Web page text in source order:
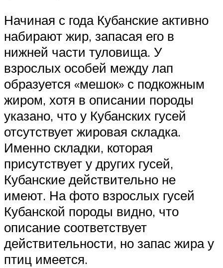
Начиная с года Кубанские активно
набирают жир, запасая его в
нижней части туловища. У
взрослых особей между лап
образуется «мешок» с подкожным
жиром, хотя в описании породы
указано, что у Кубанских гусей
отсутствует жировая складка.
Именно складки, которая
присутствует у других гусей,
Кубанские действительно не
имеют. На фото взрослых гусей
Кубанской породы видно, что
описание соответствует
действительности, но запас жира у
птиц имеется.